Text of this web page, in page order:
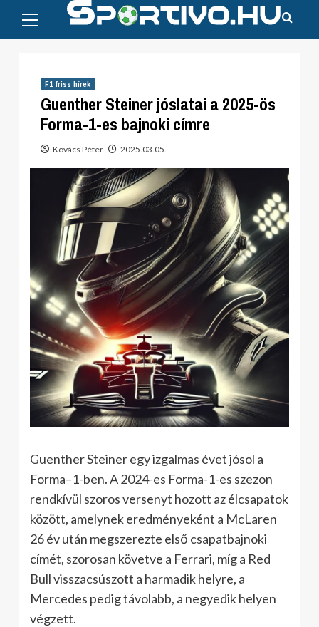
content
Menu
F1 friss hírek
Guenther Steiner jóslatai a 2025-ös
Forma-1-es bajnoki címre
Kovács Péter 2025.03.05.
Guenther Steiner egy izgalmas évet jósol a
Forma–1-ben. A 2024-es Forma-1-es szezon
rendkívül szoros versenyt hozott az élcsapatok
között, amelynek eredményeként a McLaren
26 év után megszerezte első csapatbajnoki
címét, szorosan követve a Ferrari, míg a Red
Bull visszacsúszott a harmadik helyre, a
Mercedes pedig távolabb, a negyedik helyen
végzett.